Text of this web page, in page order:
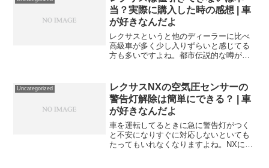
いのが現状です。中古車だ...
当？実際に購入した時の感想 | 車
が好きなんだよ
レクサスというと他のディーラーに比べ
高級車が多く少し入りずらいと感じてる
方も多いですよね。都市伝説的な噂がや
多少の不安があったりする方もいると思
います。車というとやはり...
Uncategorized
レクサスNXの空気圧センサーの
警告灯解除は簡単にできる？ | 車
が好きなんだよ
車を運転してるときに急に警告灯がつく
と不安になりすぐに対応しないといても
たってもいれなくなりますよね。NXに乗